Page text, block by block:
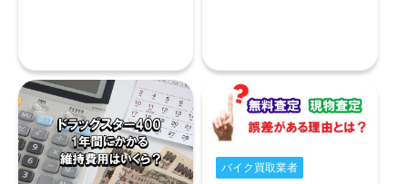
バイク買取業者